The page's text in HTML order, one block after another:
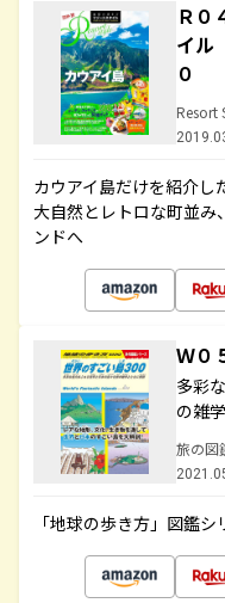
Ｒ
イル
０
Resort
カウアイ島だけを紹介し
大自然とレトロな町並み
ンドへ
Ｗ０
多彩
の雑
旅の図
「地球の歩き方」図鑑